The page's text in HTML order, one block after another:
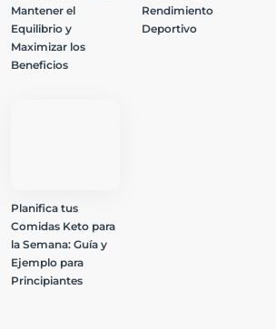
Mantener el
Equilibrio y
Maximizar los
Beneficios
Rendimiento
Deportivo
Planifica tus
Comidas Keto para
la Semana: Guía y
Ejemplo para
Principiantes